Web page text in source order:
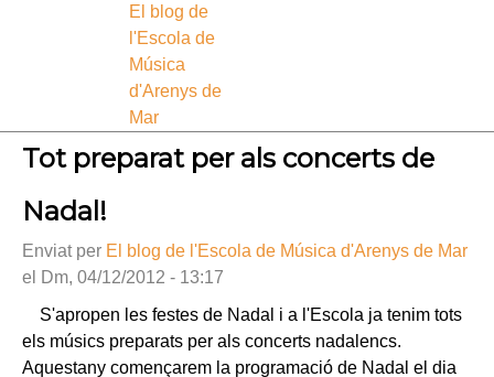
El blog de
l'Escola de
Música
d'Arenys de
Mar
Tot preparat per als concerts de
Nadal!
Enviat per El blog de l'Escola de Música d'Arenys de Mar
el Dm, 04/12/2012 - 13:17
S'apropen les festes de Nadal i a l'Escola ja tenim tots
els músics preparats per als concerts nadalencs.
Aquestany començarem la programació de Nadal el dia